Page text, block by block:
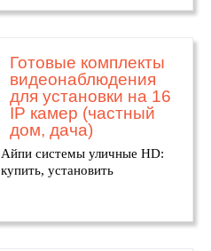
Готовые комплекты
видеонаблюдения
для установки на 16
IP камер (частный
дом, дача)
Айпи системы уличные HD:
купить, установить